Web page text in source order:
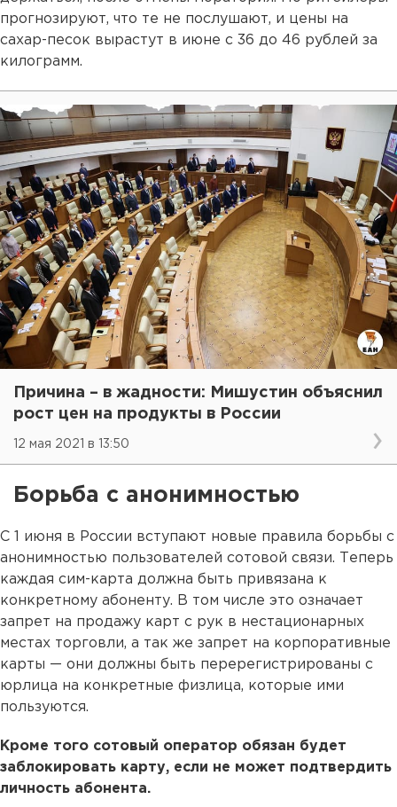
прогнозируют, что те не послушают, и цены на
сахар-песок вырастут в июне с 36 до 46 рублей за
килограмм.
Причина – в жадности: Мишустин объяснил
рост цен на продукты в России
12 мая 2021 в 13:50
Борьба с анонимностью
С 1 июня в России вступают новые правила борьбы с
анонимностью пользователей сотовой связи. Теперь
каждая сим-карта должна быть привязана к
конкретному абоненту. В том числе это означает
запрет на продажу карт с рук в нестационарных
местах торговли, а так же запрет на корпоративные
карты — они должны быть перерегистрированы с
юрлица на конкретные физлица, которые ими
пользуются.
Кроме того сотовый оператор обязан будет
заблокировать карту, если не может подтвердить
личность абонента.